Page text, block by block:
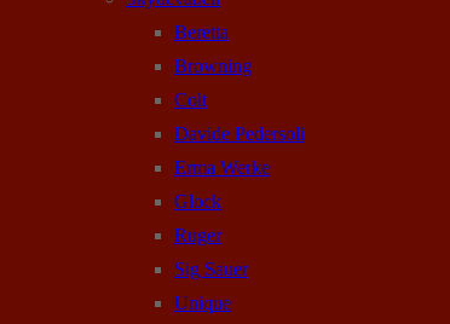
Beretta
Browning
Colt
Davide Pedersoli
Erma Werke
Glock
Ruger
Sig Sauer
Unique